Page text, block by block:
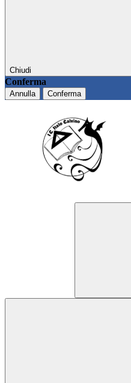
Chiudi
Conferma
Annulla Conferma